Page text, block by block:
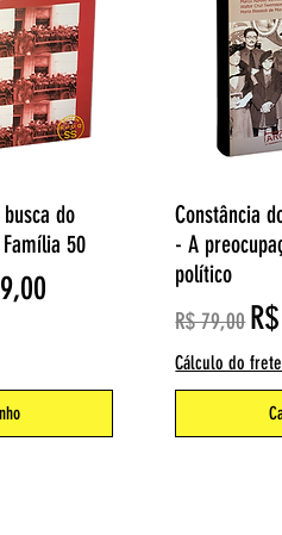
rápida
busca do
50
promocional
Constância
- A
político
Preço
R$ 79,00
Cálculo do frete